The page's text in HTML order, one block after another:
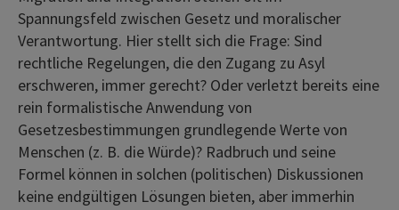
Spannungsfeld zwischen Gesetz und moralischer
Verantwortung. Hier stellt sich die Frage: Sind
rechtliche Regelungen, die den Zugang zu Asyl
erschweren, immer gerecht? Oder verletzt bereits eine
rein formalistische Anwendung von
Gesetzesbestimmungen grundlegende Werte von
Menschen (z. B. die Würde)? Radbruch und seine
Formel können in solchen (politischen) Diskussionen
keine endgültigen Lösungen bieten, aber immerhin